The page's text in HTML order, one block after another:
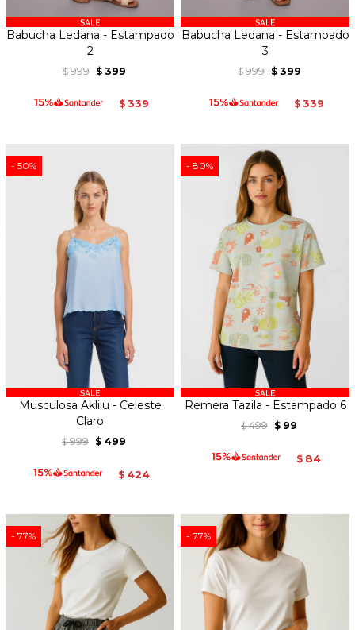
Babucha Ledana - Estampado
2
$ 999 $ 399
$ 339
Babucha Ledana - Estampado
3
$ 999 $ 399
$ 339
50
Musculosa Aklilu - Celeste
Claro
$ 999 $ 499
$ 424
80
Remera Tazila - Estampado 6
$ 499 $ 99
$ 84
77 77